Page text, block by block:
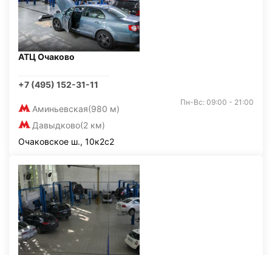
АТЦ Очаково
+7 (495) 152-31-11
Аминьевская(980 м)
Давыдково(2 км)
Пн-Вс: 09:00 - 21:00
Очаковское ш., 10к2с2